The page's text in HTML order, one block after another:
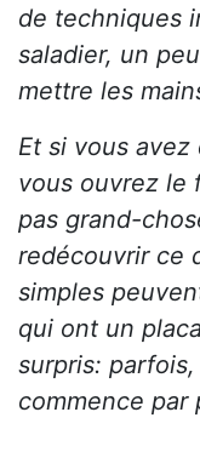
de techniques
saladier, un
mettre les
Et si vous
vous ouvrez le
pas grand-
redécouvrir ce
simples
qui ont un
surpris:
commence par